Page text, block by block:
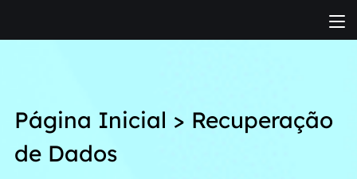
Página Inicial > Recuperação
de Dados